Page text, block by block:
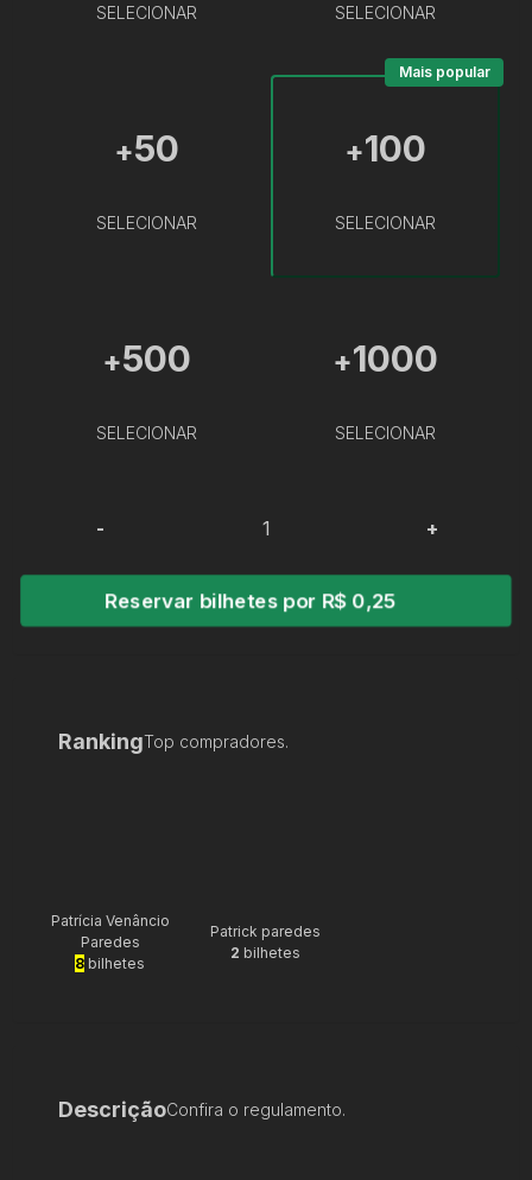
SELECIONAR SELECIONAR
+50
SELECIONAR
+100
SELECIONAR
Mais popular
+500
SELECIONAR
+1000
SELECIONAR
- +
Reservar bilhetes por R$ 0,25
RankingTop compradores.
Patrícia Venâncio
Paredes
8 bilhetes
Patrick paredes
2 bilhetes
DescriçãoConfira o regulamento.